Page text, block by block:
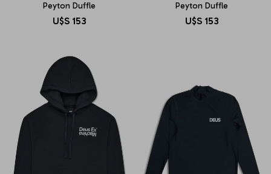
Peyton Duffle
U$S 153
Peyton Duffle
U$S 153